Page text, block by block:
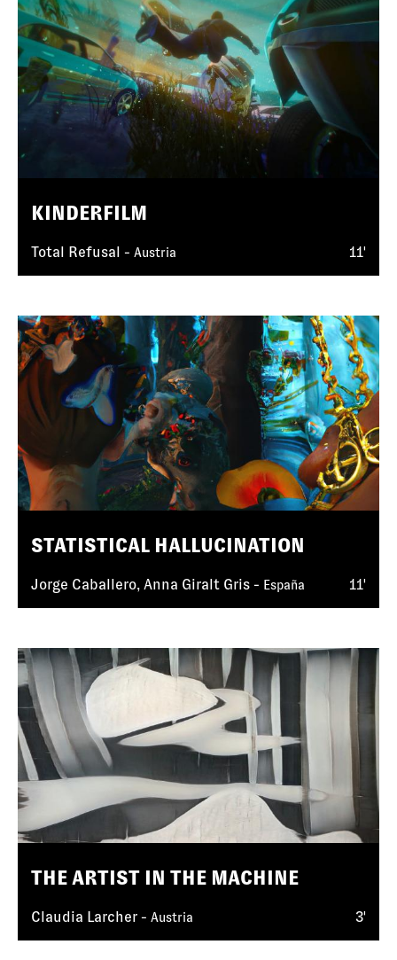
KINDERFILM
11'
Total Refusal - Austria
STATISTICAL HALLUCINATION
11'
Jorge Caballero, Anna Giralt Gris - España
THE ARTIST IN THE MACHINE
3'
Claudia Larcher - Austria